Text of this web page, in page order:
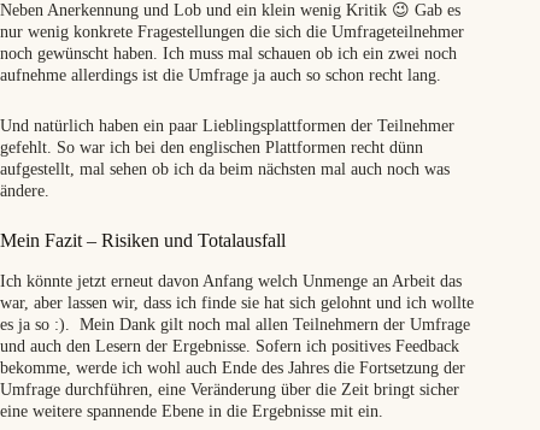
Neben Anerkennung und Lob und ein klein wenig Kritik 😉 Gab es
nur wenig konkrete Fragestellungen die sich die Umfrageteilnehmer
noch gewünscht haben. Ich muss mal schauen ob ich ein zwei noch
aufnehme allerdings ist die Umfrage ja auch so schon recht lang.
Und natürlich haben ein paar Lieblingsplattformen der Teilnehmer
gefehlt. So war ich bei den englischen Plattformen recht dünn
aufgestellt, mal sehen ob ich da beim nächsten mal auch noch was
ändere.
Mein Fazit – Risiken und Totalausfall
Ich könnte jetzt erneut davon Anfang welch Unmenge an Arbeit das
war, aber lassen wir, dass ich finde sie hat sich gelohnt und ich wollte
es ja so :). Mein Dank gilt noch mal allen Teilnehmern der Umfrage
und auch den Lesern der Ergebnisse. Sofern ich positives Feedback
bekomme, werde ich wohl auch Ende des Jahres die Fortsetzung der
Umfrage durchführen, eine Veränderung über die Zeit bringt sicher
eine weitere spannende Ebene in die Ergebnisse mit ein.